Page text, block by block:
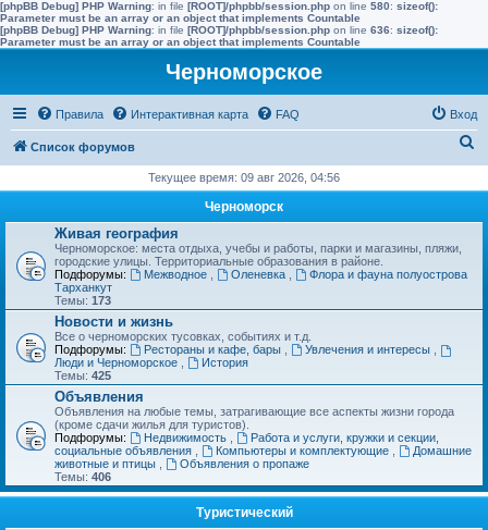
[phpBB Debug] PHP Warning: in file [ROOT]/phpbb/session.php on line 580: sizeof():
Parameter must be an array or an object that implements Countable
[phpBB Debug] PHP Warning: in file [ROOT]/phpbb/session.php on line 636: sizeof():
Parameter must be an array or an object that implements Countable
Черноморское
Правила Интерактивная карта FAQ Вход
Список форумов
с
Текущее время: 09 авг 2026, 04:56
Черноморск
Живая география
Черноморское: места отдыха, учебы и работы, парки и магазины, пляжи,
городские улицы. Территориальные образования в районе.
Подфорумы:
Межводное Оленевка
Флора и фауна полуострова
Тарханкут
Темы: 173
Новости и жизнь
Все о черноморских тусовках, событиях и т.д.
Подфорумы:
Рестораны и кафе, бары Увлечения и интересы
Люди и Черноморское
История
Темы: 425
Объявления
Объявления на любые темы, затрагивающие все аспекты жизни города
(кроме сдачи жилья для туристов).
Подфорумы:
Недвижимость
Работа и услуги, кружки и секции,
социальные объявления
Компьютеры и комплектующие
Домашние
животные и птицы
Объявления о пропаже
Темы: 406
Туристический